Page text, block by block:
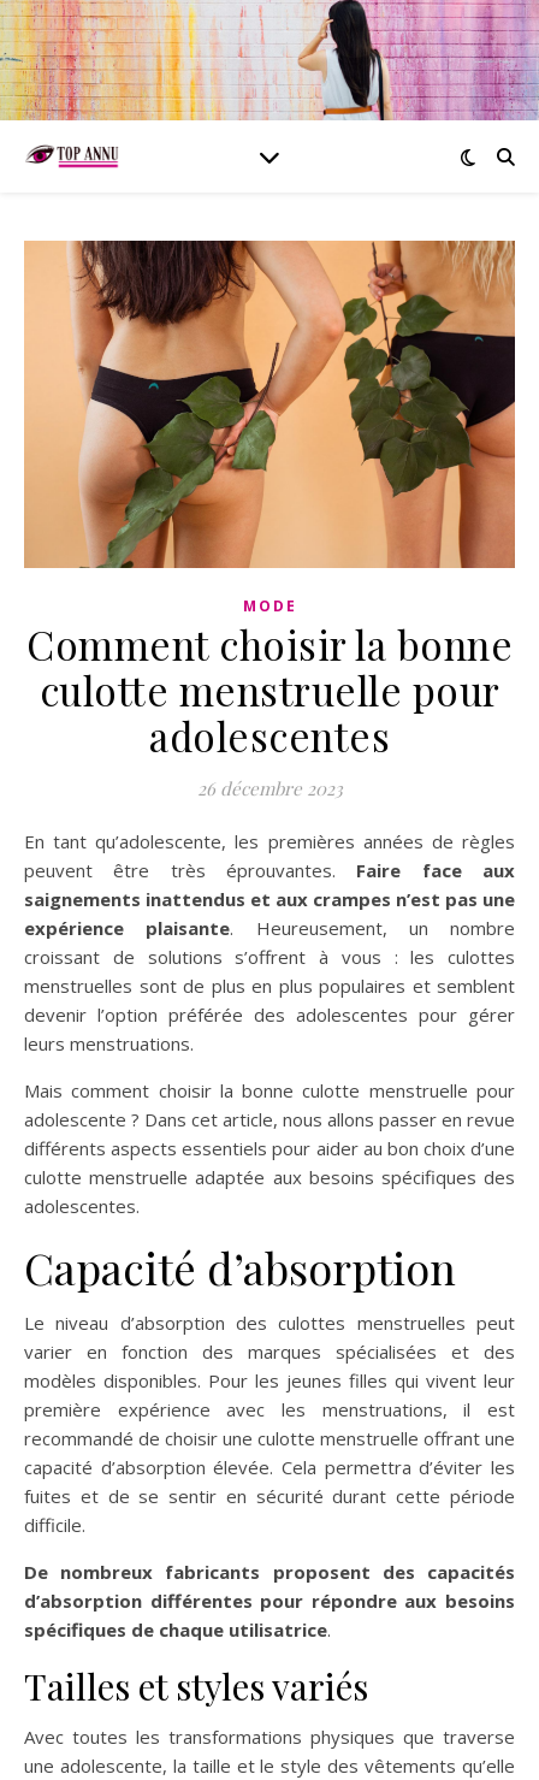
MODE
Comment choisir la bonne
culotte menstruelle pour
adolescentes
26 décembre 2023
En tant qu’adolescente, les premières années de règles
peuvent être très éprouvantes. Faire face aux
saignements inattendus et aux crampes n’est pas une
expérience plaisante. Heureusement, un nombre
croissant de solutions s’offrent à vous : les culottes
menstruelles sont de plus en plus populaires et semblent
devenir l’option préférée des adolescentes pour gérer
leurs menstruations.
Mais comment choisir la bonne culotte menstruelle pour
adolescente ? Dans cet article, nous allons passer en revue
différents aspects essentiels pour aider au bon choix d’une
culotte menstruelle adaptée aux besoins spécifiques des
adolescentes.
Capacité d’absorption
Le niveau d’absorption des culottes menstruelles peut
varier en fonction des marques spécialisées et des
modèles disponibles. Pour les jeunes filles qui vivent leur
première expérience avec les menstruations, il est
recommandé de choisir une culotte menstruelle offrant une
capacité d’absorption élevée. Cela permettra d’éviter les
fuites et de se sentir en sécurité durant cette période
difficile.
De nombreux fabricants proposent des capacités
d’absorption différentes pour répondre aux besoins
spécifiques de chaque utilisatrice.
Tailles et styles variés
Avec toutes les transformations physiques que traverse
une adolescente, la taille et le style des vêtements qu’elle